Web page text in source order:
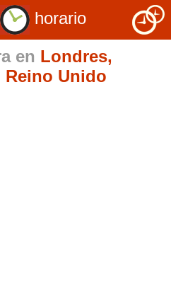
horario
en Londres,
Reino Unido